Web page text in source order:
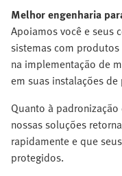
Melhor engenharia
Apoiamos você e seus
sistemas com
na implementação de
em suas instalações
Quanto à
nossas soluções
rapidamente e que
protegidos.